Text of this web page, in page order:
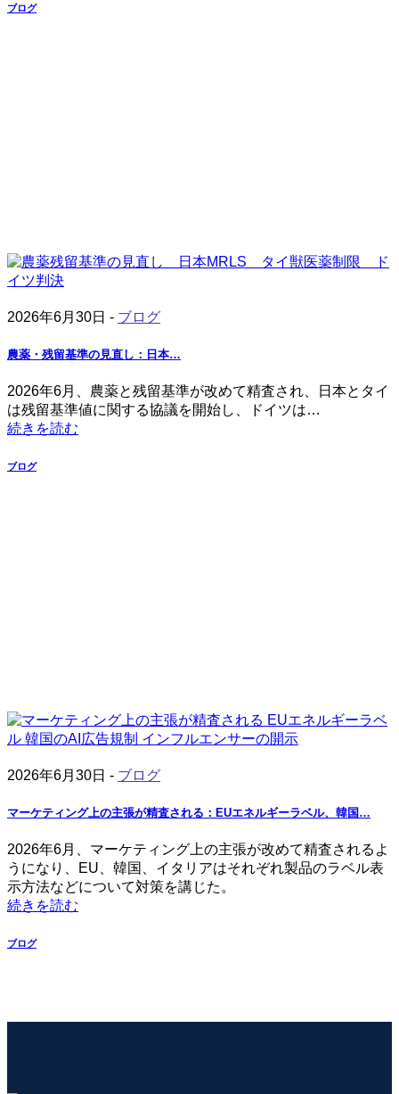
ブログ
2026年6月30日 - ブログ
農薬・残留基準の見直し：日本…
2026年6月、農薬と残留基準が改めて精査され、日本とタイ
は残留基準値に関する協議を開始し、ドイツは…
続きを読む
ブログ
2026年6月30日 - ブログ
マーケティング上の主張が精査される：EUエネルギーラベル、韓国…
2026年6月、マーケティング上の主張が改めて精査されるよ
うになり、EU、韓国、イタリアはそれぞれ製品のラベル表
示方法などについて対策を講じた。
続きを読む
ブログ